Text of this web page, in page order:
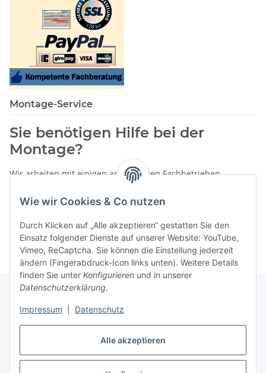
Alle akzeptieren
Wie wir Cookies & Co nutzen
Durch Klicken auf „Alle akzeptieren“ gestatten Sie den
Einsatz folgender Dienste auf unserer Website: YouTube,
Vimeo, ReCaptcha. Sie können die Einstellung jederzeit
ändern (Fingerabdruck-Icon links unten). Weitere Details
finden Sie unter Konfigurieren und in unserer
Datenschutzerklärung.
Impressum Datenschutz
Montage-Service
Sie benötigen Hilfe bei der
Montage?
Wir arbeiten mit einigen anerkannten Fachbetrieben
Rufen Sie uns einfach an:
oder schreiben Sie uns eine eMail!
Gesetzliche Informationen